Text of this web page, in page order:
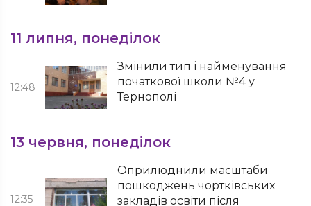
11 липня, понеділок
12:48
Змінили тип і найменування
початкової школи №4 у
Тернополі
13 червня, понеділок
12:35
Оприлюднили масштаби
пошкоджень чортківських
закладів освіти після